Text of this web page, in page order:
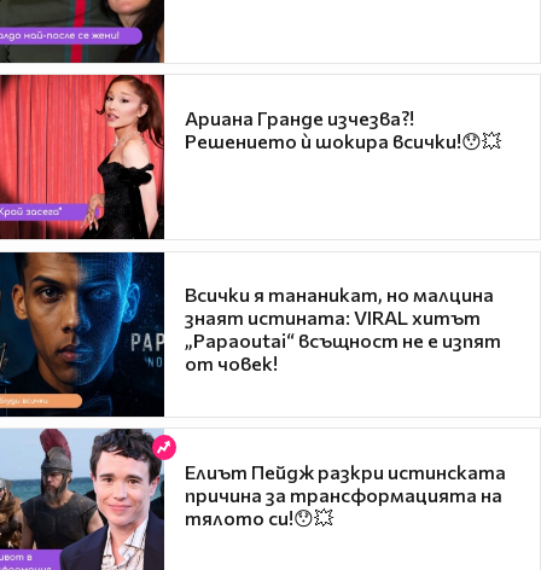
Ариана Гранде изчезва?!
Решението ѝ шокира всички!😯💥
Всички я тананикат, но малцина
знаят истината: VIRAL хитът
„Papaoutai“ всъщност не е изпят
от човек!
Елиът Пейдж разкри истинската
причина за трансформацията на
тялото си!😯💥